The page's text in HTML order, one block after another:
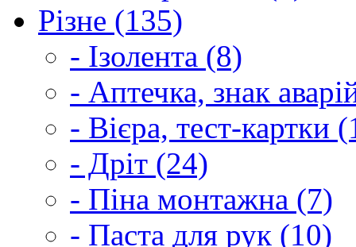
Різне (135)
- Ізолента (8)
- Аптечка, знак
- Вієра, тест-картки
- Дріт (24)
- Піна монтажна (7)
- Паста для рук (10)